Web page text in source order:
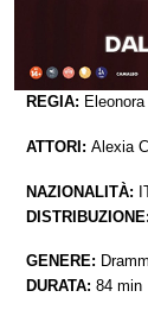
REGIA:
ATTORI:Alexia
NAZIONALITÀ:
DISTRIBUZIONE:
GENERE:
DURATA:84 min